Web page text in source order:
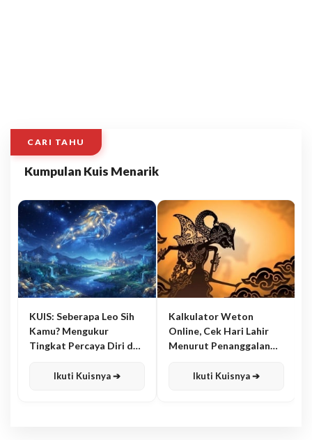
CARI TAHU
Kumpulan Kuis Menarik
KUIS: Seberapa Leo Sih
Kamu? Mengukur
Tingkat Percaya Diri dan
Ikuti Kuisnya ➔
Kalkulator Weton
Online, Cek Hari Lahir
Menurut Penanggalan
Ikuti Kuisnya ➔